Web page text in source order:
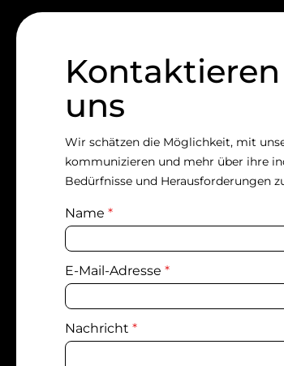
Kontaktieren
uns
Wir schätzen die Möglichkeit, mit
kommunizieren und mehr über ihre
Bedürfnisse und Herausforderungen
Name *
E-Mail-Adresse *
Nachricht *